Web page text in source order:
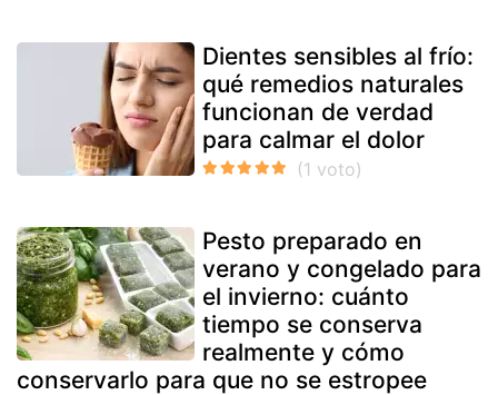
Dientes sensibles al frío:
qué remedios naturales
funcionan de verdad
para calmar el dolor
Pesto preparado en
verano y congelado para
el invierno: cuánto
tiempo se conserva
realmente y cómo
conservarlo para que no se estropee